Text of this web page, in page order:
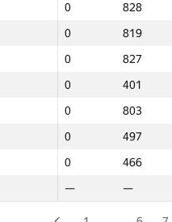
0
828
0
819
0
827
0
401
0
803
0
497
0
466
— —
0
828
0
819
0
827
0
401
0
803
0
497
0
466
— —